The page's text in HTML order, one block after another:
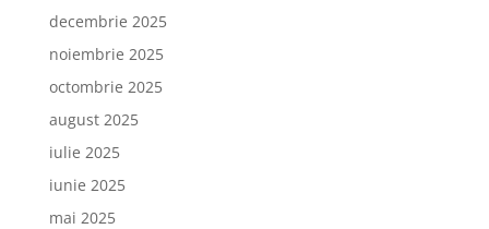
decembrie 2025
noiembrie 2025
octombrie 2025
august 2025
iulie 2025
iunie 2025
mai 2025